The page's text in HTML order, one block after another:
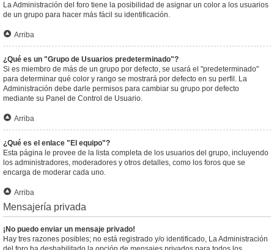
La Administración del foro tiene la posibilidad de asignar un color a los usuarios
de un grupo para hacer más fácil su identificación.
Arriba
¿Qué es un "Grupo de Usuarios predeterminado"?
Si es miembro de más de un grupo por defecto, se usará el "predeterminado"
para determinar qué color y rango se mostrará por defecto en su perfil. La
Administración debe darle permisos para cambiar su grupo por defecto
mediante su Panel de Control de Usuario.
Arriba
¿Qué es el enlace "El equipo"?
Esta página le provee de la lista completa de los usuarios del grupo, incluyendo
los administradores, moderadores y otros detalles, como los foros que se
encarga de moderar cada uno.
Arriba
Mensajería privada
¡No puedo enviar un mensaje privado!
Hay tres razones posibles; no está registrado y/o identificado, La Administración